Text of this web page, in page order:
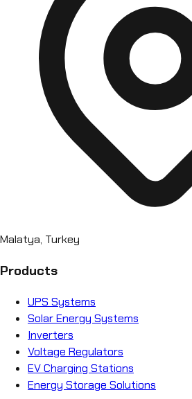
Malatya, Turkey
Products
UPS Systems
Solar Energy Systems
Inverters
Voltage Regulators
EV Charging Stations
Energy Storage Solutions